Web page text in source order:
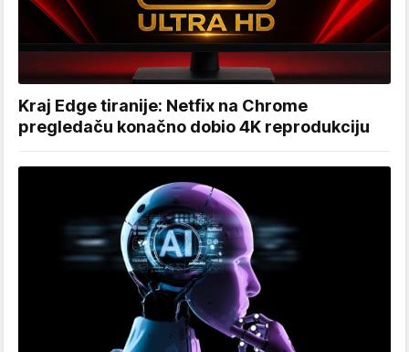
Kraj Edge tiranije: Netfix na Chrome
pregledaču konačno dobio 4K reprodukciju